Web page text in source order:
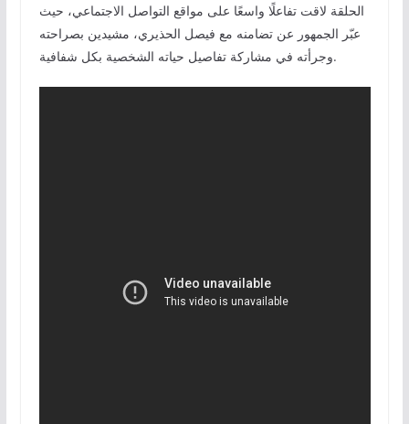
الحلقة لاقت تفاعلًا واسعًا على مواقع التواصل الاجتماعي، حيث
عبّر الجمهور عن تضامنه مع فيصل الحذيري، مشيدين بصراحته
وجرأته في مشاركة تفاصيل حياته الشخصية بكل شفافية.